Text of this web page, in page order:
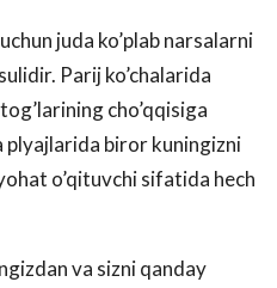
juda ko’plab narsalarni
Parij ko’chalarida
cho’qqisiga
plyajlarida biror kuningizni
o’qituvchi sifatida hech
va sizni qanday